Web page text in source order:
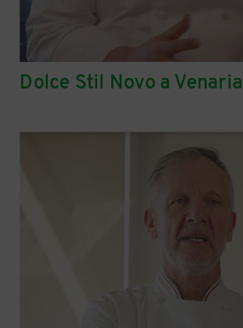
Dolce Stil Novo a